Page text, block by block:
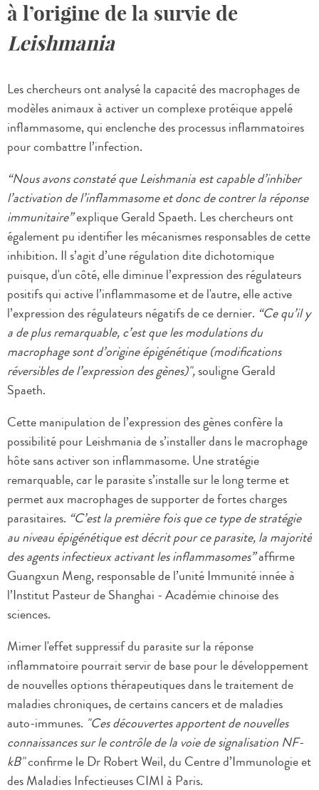
à l’origine de la survie de
Leishmania
Les chercheurs ont analysé la capacité des macrophages de
modèles animaux à activer un complexe protéique appelé
inflammasome, qui enclenche des processus inflammatoires
pour combattre l’infection.
“Nous avons constaté que Leishmania est capable d’inhiber
l’activation de l’inflammasome et donc de contrer la réponse
immunitaire”explique Gerald Spaeth. Les chercheurs ont
également pu identifier les mécanismes responsables de cette
inhibition. Il s’agit d’une régulation dite dichotomique
puisque, d'un côté, elle diminue l’expression des régulateurs
positifs qui active l’inflammasome et de l'autre, elle active
l’expression des régulateurs négatifs de ce dernier. “Ce qu’il y
a de plus remarquable, c’est que les modulations du
macrophage sont d’origine épigénétique (modifications
réversibles de l’expression des gènes)",souligne Gerald
Spaeth.
Cette manipulation de l’expression des gènes confère la
possibilité pour Leishmania de s’installer dans le macrophage
hôte sans activer son inflammasome. Une stratégie
remarquable, car le parasite s’installe sur le long terme et
permet aux macrophages de supporter de fortes charges
parasitaires. “C’est la première fois que ce type de stratégie
au niveau épigénétique est décrit pour ce parasite, la majorité
des agents infectieux activant les inflammasomes”affirme
Guangxun Meng, responsable de l’unité Immunité innée à
l’Institut Pasteur de Shanghai - Académie chinoise des
sciences.
Mimer l'effet suppressif du parasite sur la réponse
inflammatoire pourrait servir de base pour le développement
de nouvelles options thérapeutiques dans le traitement de
maladies chroniques, de certains cancers et de maladies
auto-immunes. "Ces découvertes apportent de nouvelles
connaissances sur le contrôle de la voie de signalisation NF-
kB"confirme le Dr Robert Weil, du Centre d’Immunologie et
des Maladies Infectieuses CIMI à Paris.